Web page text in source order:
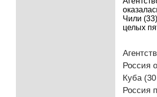
Чили
целых
Россия
Куба
Россия